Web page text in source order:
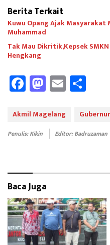
Berita Terkait
Kuwu Opang Ajak
Muhammad
Tak Mau Dikritik,Kepsek
Hengkang
Fa
ce
b
oo
M
as
to
d
E
m
ail e
Akmil Magelang
Penulis: Kikin Editor: Badruzaman
Baca Juga